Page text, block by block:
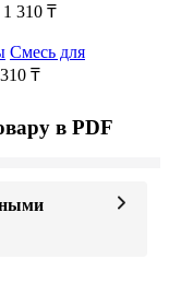
1 310 ₸
Смесь для
₸